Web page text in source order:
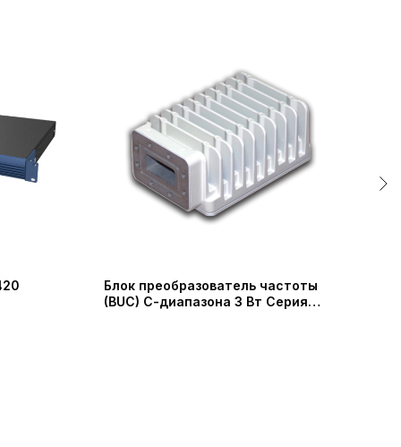
Блок преобразователь частоты
(BUC) С-диапазона 3 Вт Серия